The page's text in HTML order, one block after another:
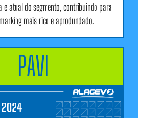
e atual do segmento, contribuindo para
mais rico e aprodundado.
PAVI